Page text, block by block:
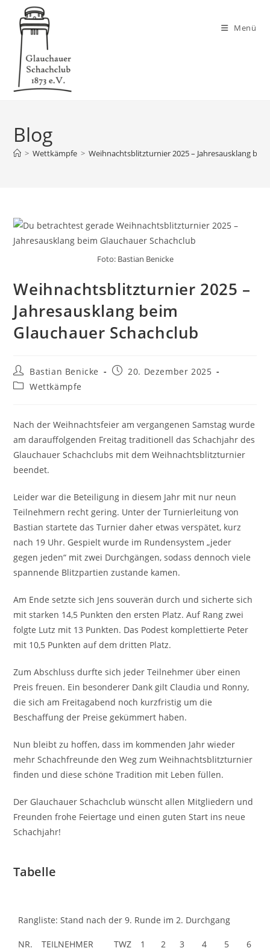
Inhalt
springen
Menü
Blog
> Wettkämpfe > Weihnachtsblitzturnier 2025 – Jahresausklang
Foto: Bastian Benicke
Weihnachtsblitzturnier 2025 –
Jahresausklang beim
Glauchauer Schachclub
Beitrags-
Autor:
Bastian Benicke
Beitrag20. Dezember 2025
Beitrags-
Wettkämpfe
Nach der Weihnachtsfeier am vergangenen Samstag wurde
am darauffolgenden Freitag traditionell das Schachjahr des
Glauchauer Schachclubs mit dem Weihnachtsblitzturnier
beendet.
Leider war die Beteiligung in diesem Jahr mit nur neun
Teilnehmern recht gering. Unter der Turnierleitung von
Bastian startete das Turnier daher etwas verspätet, kurz
nach 19 Uhr. Gespielt wurde im Rundensystem „jeder
gegen jeden“ mit zwei Durchgängen, sodass dennoch viele
spannende Blitzpartien zustande kamen.
Am Ende setzte sich Jens souverän durch und sicherte sich
mit starken 14,5 Punkten den ersten Platz. Auf Rang zwei
folgte Lutz mit 13 Punkten. Das Podest komplettierte Peter
mit 10,5 Punkten auf dem dritten Platz.
Zum Abschluss durfte sich jeder Teilnehmer über einen
Preis freuen. Ein besonderer Dank gilt Claudia und Ronny,
die sich am Freitagabend noch kurzfristig um die
Beschaffung der Preise gekümmert haben.
Nun bleibt zu hoffen, dass im kommenden Jahr wieder
mehr Schachfreunde den Weg zum Weihnachtsblitzturnier
finden und diese schöne Tradition mit Leben füllen.
Der Glauchauer Schachclub wünscht allen Mitgliedern und
Freunden frohe Feiertage und einen guten Start ins neue
Schachjahr!
Tabelle
Rangliste: Stand nach der 9. Runde im 2. Durchgang
NR. TEILNEHMER TWZ 1 2 3 4 5 6